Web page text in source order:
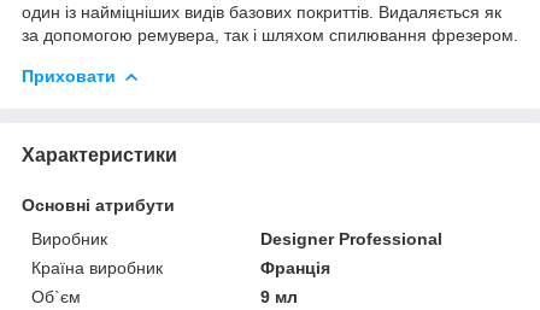
один із найміцніших видів базових покриттів. Видаляється як
за допомогою ремувера, так і шляхом спилювання фрезером.
Приховати
Характеристики
Основні атрибути
Виробник
Designer Professional
Країна виробник
Франція
Об`єм
9 мл